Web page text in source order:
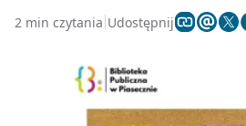
2 min czytania Udostępnij